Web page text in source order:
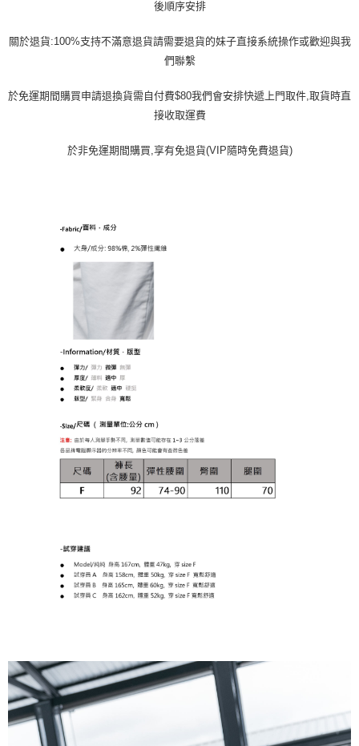
後順序安排
關於退貨:100%支持不滿意退貨請需要退貨的妹子直接系統操作或歡迎與我
們聯繫
於免運期間購買申請退換貨需自付費$80我們會安排快遞上門取件,取貨時直
接收取運費
於非免運期間購買,享有免退貨(VIP隨時免費退貨)